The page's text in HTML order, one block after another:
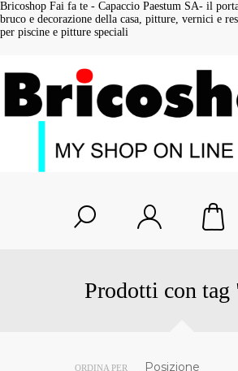
Bricoshop Fai fa te - Capaccio Paestum SA- il
bruco e decorazione della casa, pitture, vernici e
per piscine e pitture speciali
Prodotti con tag
ORDINA PER